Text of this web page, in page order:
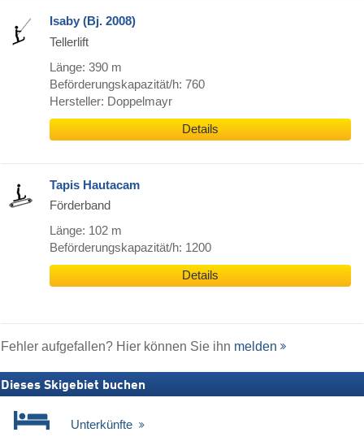
Isaby (Bj. 2008)
Tellerlift
Länge: 390 m
Beförderungskapazität/h: 760
Hersteller: Doppelmayr
Details
Tapis Hautacam
Förderband
Länge: 102 m
Beförderungskapazität/h: 1200
Details
Fehler aufgefallen? Hier können Sie ihn melden
Dieses Skigebiet buchen
Unterkünfte